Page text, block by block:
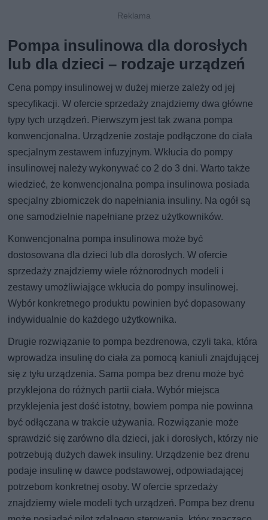
Pompa insulinowa dla dorosłych
lub dla dzieci – rodzaje urządzeń
Cena pompy insulinowej w dużej mierze zależy od jej
specyfikacji. W ofercie sprzedaży znajdziemy dwa główne
typy tych urządzeń. Pierwszym jest tak zwana pompa
konwencjonalna. Urządzenie zostaje podłączone do ciała
specjalnym zestawem infuzyjnym. Wkłucia do pompy
insulinowej należy wykonywać co 2 do 3 dni. Warto także
wiedzieć, że konwencjonalna pompa insulinowa posiada
specjalny zbiorniczek do napełniania insuliny. Na ogół są
one samodzielnie napełniane przez użytkowników.
Konwencjonalna pompa insulinowa może być
dostosowana dla dzieci lub dla dorosłych. W ofercie
sprzedaży znajdziemy wiele różnorodnych modeli i
zestawy umożliwiające wkłucia do pompy insulinowej.
Wybór konkretnego produktu powinien być dopasowany
indywidualnie do każdego użytkownika.
Drugie rozwiązanie to pompa bezdrenowa, czyli taka, która
wprowadza insulinę do ciała za pomocą kaniuli znajdującej
się z tyłu urządzenia. Sama pompa bez drenu może być
przyklejona do różnych partii ciała. Wybór miejsca
przyklejenia jest dość istotny, bowiem pompa nie powinna
być odłączana w trakcie używania. Rozwiązanie może
sprawdzić się zarówno dla dzieci, jak i dorosłych, którzy nie
potrzebują dużych dawek insuliny. Urządzenie bez drenu
podaje insulinę w dawce podstawowej, odpowiadającej
potrzebom konkretnej osoby. W ofercie sprzedaży
znajdziemy wiele modeli tych urządzeń. Pompa bez drenu